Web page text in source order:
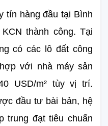
tín hàng đầu tại Bình
thành công. Tại
có các lô đất công
với nhà máy sản
USD/m² tùy vị trí.
đầu tư bài bản, hệ
trung đạt tiêu chuẩn